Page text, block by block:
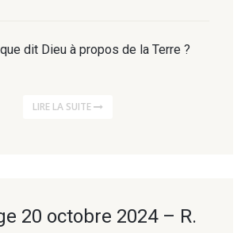
dit Dieu à propos de la Terre ?
LIRE LA SUITE
20 octobre 2024 – R.